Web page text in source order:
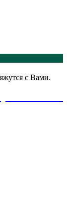
с Вами.